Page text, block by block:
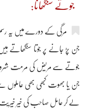
جوتے سنگھانا:
مرگی کے دورے میں یہ رسم
جن پڑ جانے پر جوتا سنگھاتے
جوتے سے مریض کی مرمت شروع
جن یا بھوت کبھی بھی عاملوں سے
لے کر عامل صاحب کی خیر